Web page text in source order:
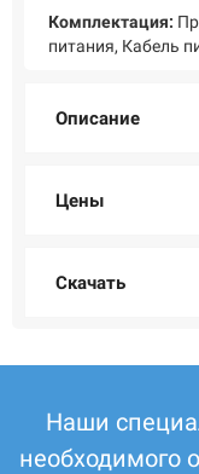
Комплектация:
питания, Кабель
Описание
Цены
Скачать
Наши
необходимого